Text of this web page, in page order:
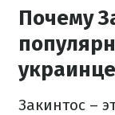
Почему
Закинтос –